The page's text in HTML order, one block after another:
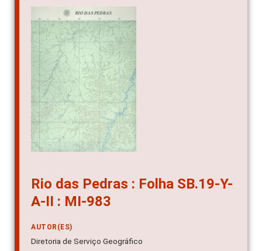
Rio das Pedras : Folha SB.19-Y-
A-II : MI-983
AUTOR(ES)
Diretoria de Serviço Geográfico